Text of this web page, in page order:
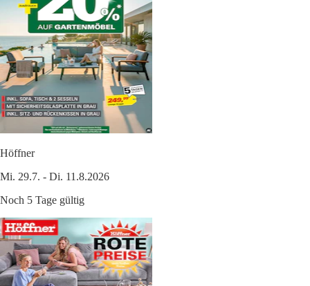
Höffner
Mi. 29.7. - Di. 11.8.2026
Noch 5 Tage gültig